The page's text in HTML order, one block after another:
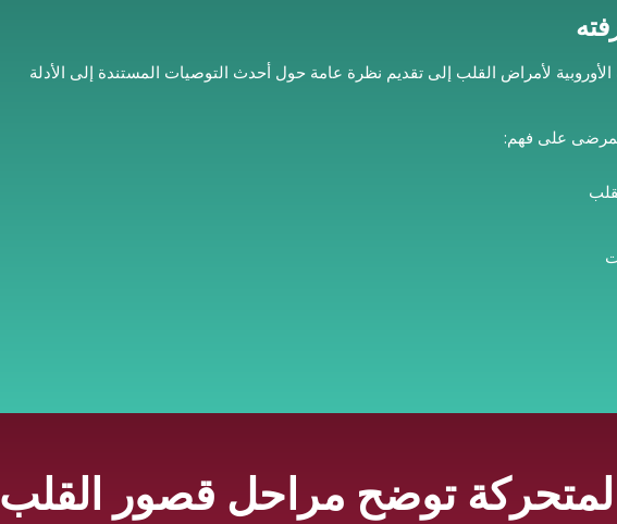
لأمراض القلب إلى تقديم نظرة عامة حول أحدث التوصيات المستندة إلى الأدلة
على فهم:
توضح مراحل قصور القلب